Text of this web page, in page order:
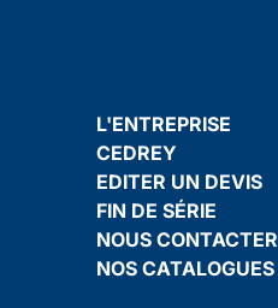
L'ENTREPRISE
CEDREY
EDITER UN DEVIS
FIN DE SÉRIE
NOUS CONTACTER
NOS CATALOGUES